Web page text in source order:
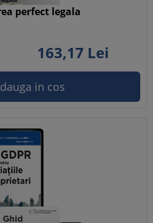
perfect legala
163,17 Lei
in cos